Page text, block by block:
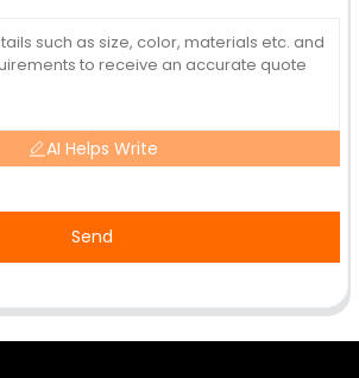
AI Helps Write
Send